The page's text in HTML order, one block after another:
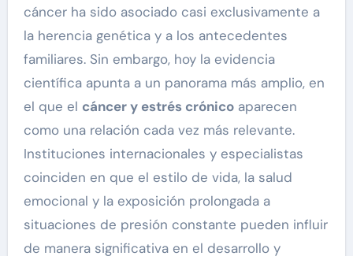
cáncer ha sido asociado casi exclusivamente a
la herencia genética y a los antecedentes
familiares. Sin embargo, hoy la evidencia
científica apunta a un panorama más amplio, en
el que el cáncer y estrés crónicoaparecen
como una relación cada vez más relevante.
Instituciones internacionales y especialistas
coinciden en que el estilo de vida, la salud
emocional y la exposición prolongada a
situaciones de presión constante pueden influir
de manera significativa en el desarrollo y